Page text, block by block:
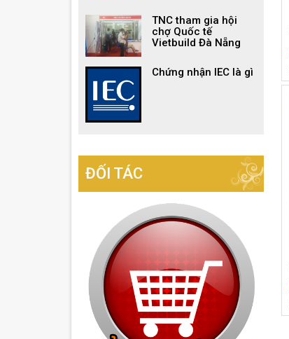
TNC tham gia hội
chợ Quốc tế
Vietbuild Đà Nẵng
Chứng nhận IEC là gì
ĐỐI TÁC